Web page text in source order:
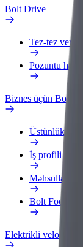
Bolt Drive
Tez-tez
Pozuntu
Biznes üçün Bolt
Üstünlüklər
İş profili
Məhsullar
Bolt Food for
Elektrikli